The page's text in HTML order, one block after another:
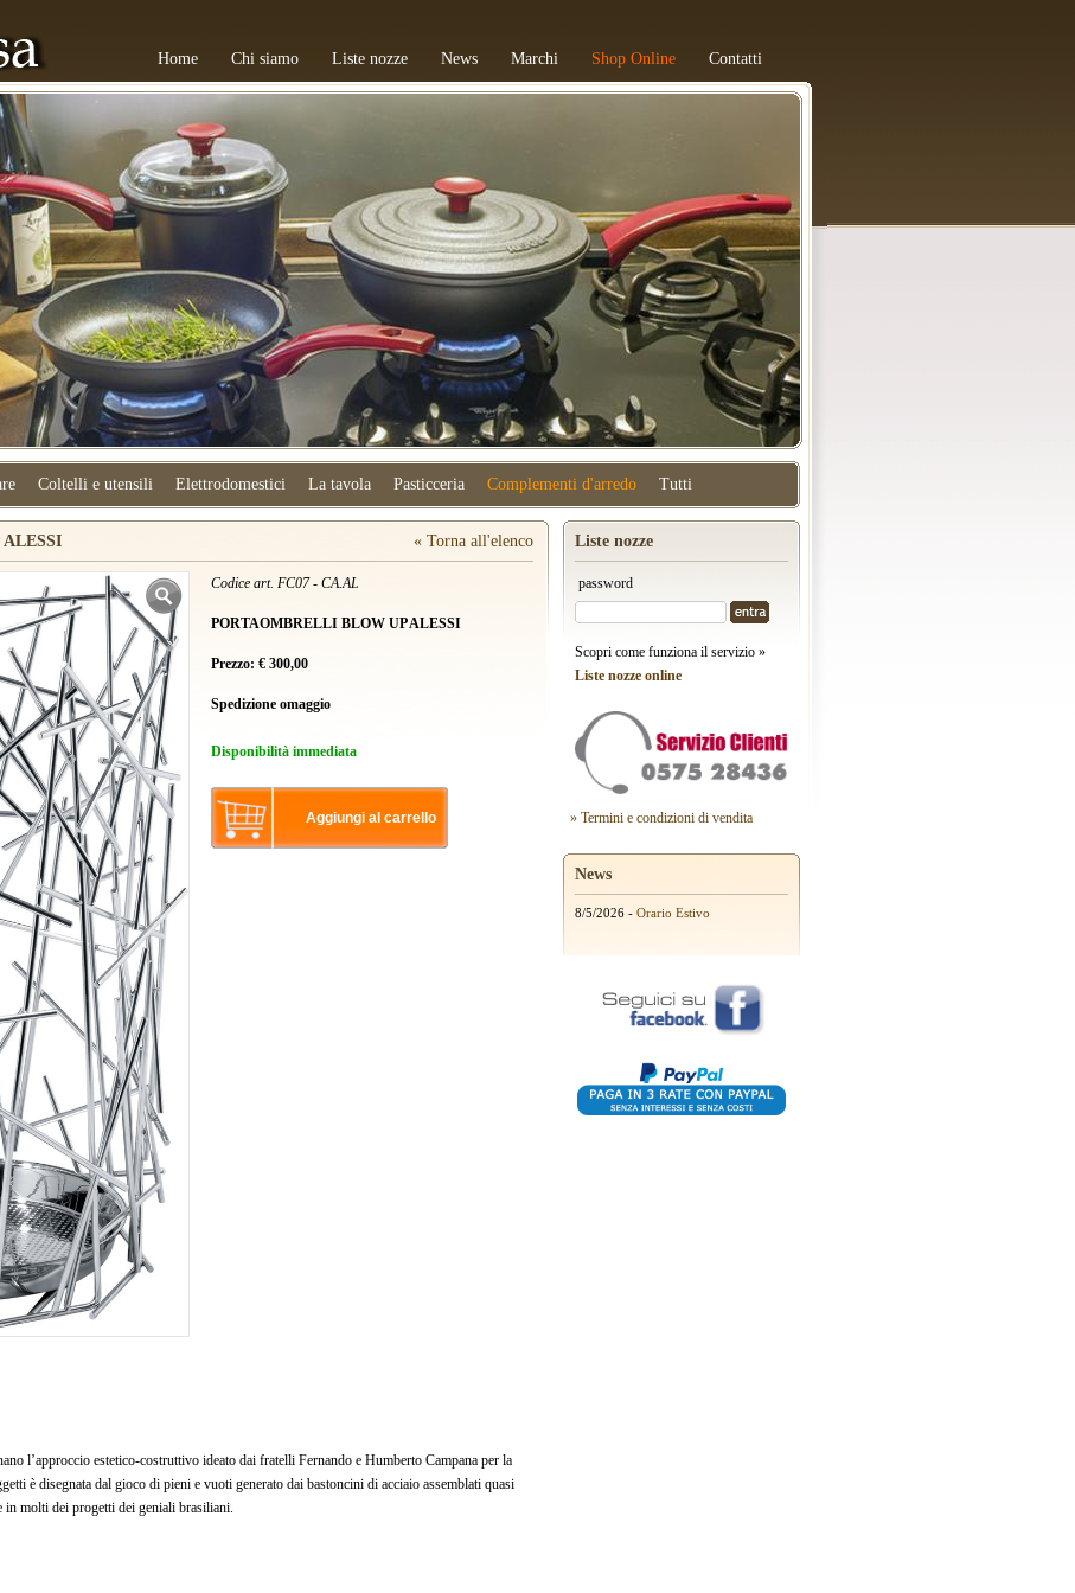
Home Chi siamo Liste nozze News Marchi Shop Online Contatti
Coltelli e utensili Elettrodomestici La tavola Pasticceria Complementi d'arredo Tutti
« Torna all'elenco
Codice art. FC07 - CA.AL
PORTAOMBRELLI BLOW UP ALESSI
Prezzo: € 300,00
Spedizione omaggio
Disponibilità immediata
Aggiungi al carrello
l’approccio estetico-costruttivo ideato dai fratelli Fernando e Humberto Campana per la
è disegnata dal gioco di pieni e vuoti generato dai bastoncini di acciaio assemblati quasi
in molti dei progetti dei geniali brasiliani.
Liste nozze
password
Scopri come funziona il servizio »
Liste nozze online
» Termini e condizioni di vendita
News
8/5/2026 - Orario Estivo